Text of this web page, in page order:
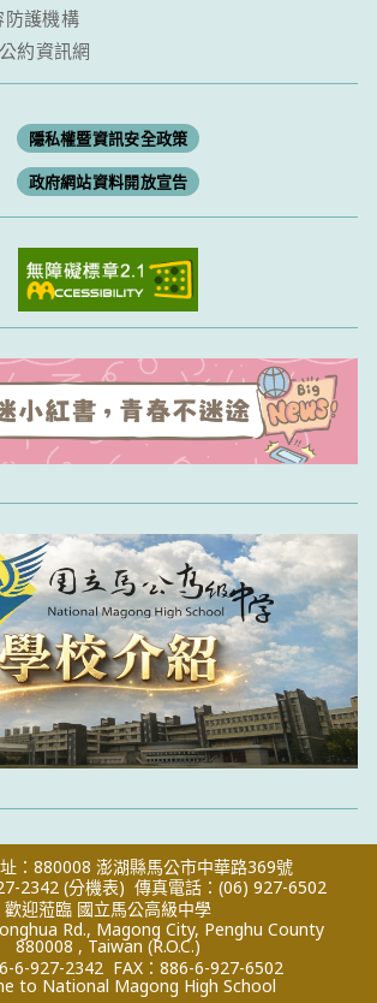
護機構
約資訊網
隱私權暨資訊安全政策
政府網站資料開放宣告
：880008 澎湖縣馬公市中華路369號
2342 (分機表) 傳真電話：(06) 927-6502
歡迎蒞臨 國立馬公高級中學
Rd., Magong City, Penghu County
880008 , Taiwan (R.O.C.)
6-927-2342 FAX：886-6-927-6502
to National Magong High School